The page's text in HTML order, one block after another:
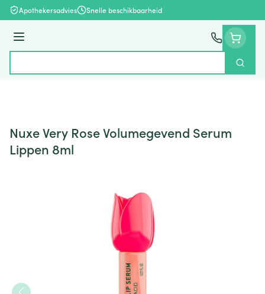
Ga naar de inhoud
Apothekersadvies Snelle beschikbaarheid
Menu
Zoek
Nuxe Very Rose Volumegevend Serum
Lippen 8ml